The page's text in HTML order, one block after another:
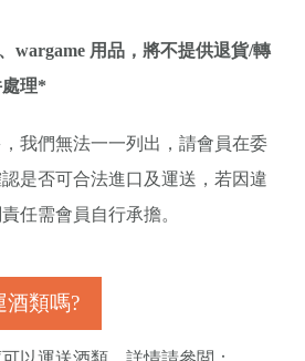
wargame 用品，將不提供退貨/轉
理*
我們無法一一列出，請會員在委
是否可合法進口及運送，若因違
任需會員自行承擔。
酒類嗎?